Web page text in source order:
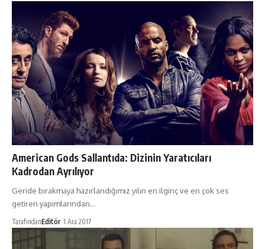
American Gods Sallantıda: Dizinin Yaratıcıları
Kadrodan Ayrılıyor
Geride bırakmaya hazırlandığımız yılın en ilginç ve en çok ses
getiren yapımlarından…
TarafındanEditör 1 Ara 2017